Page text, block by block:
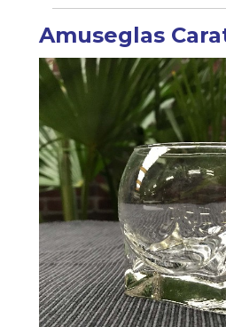
Amuseglas